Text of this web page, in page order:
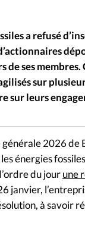
a refusé
de ses
sur
sur leurs
2026
énergies
du jour une
janvier,
à savoir